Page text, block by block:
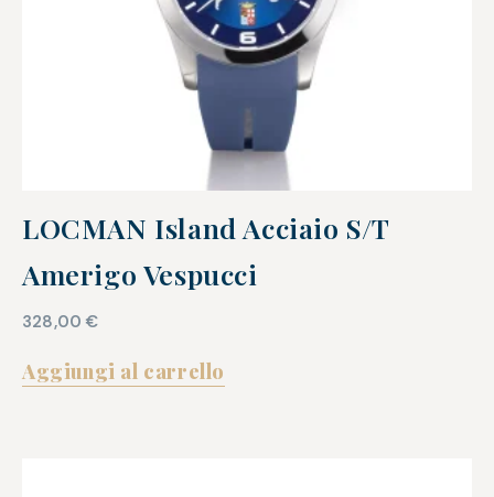
LOCMAN Island Acciaio S/T
Amerigo Vespucci
328,00€
Aggiungi al carrello